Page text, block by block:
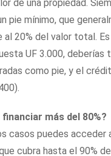
de una propiedad.
pie mínimo, que
al 20% del valor total. Es
UF 3.000, deberías
como pie, y el
financiar más del 80%?
casos puedes acceder
cubra hasta el 90%